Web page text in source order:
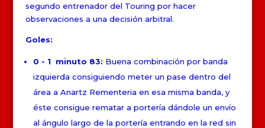
segundo entrenador del Touring por hacer
observaciones a una decisión arbitral.
Goles:
0 - 1 minuto 83: Buena combinación por banda
izquierda consiguiendo meter un pase dentro del
área a Anartz Rementeria en esa misma banda, y
éste consigue rematar a portería dándole un envío
al ángulo largo de la portería entrando en la red sin